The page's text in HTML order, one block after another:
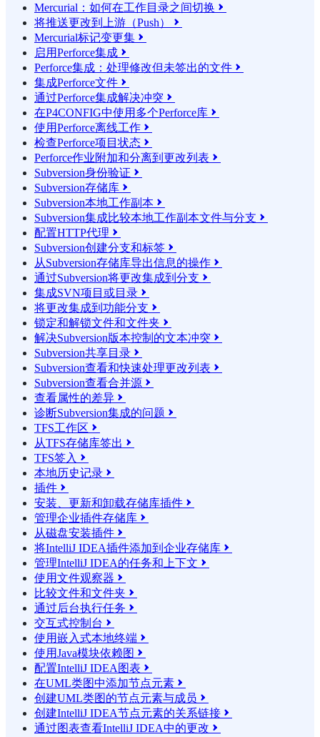
Mercurial：如何在工作目录之间切换 
将推送更改到上游（Push） 
Mercurial标记变更集 
启用Perforce集成 
Perforce集成：处理修改但未签出的文件 
集成Perforce文件 
通过Perforce集成解决冲突 
在P4CONFIG中使用多个Perforce库 
使用Perforce离线工作 
检查Perforce项目状态 
Perforce作业附加和分离到更改列表 
Subversion身份验证 
Subversion存储库 
Subversion本地工作副本 
Subversion集成比较本地工作副本文件与分支 
配置HTTP代理 
Subversion创建分支和标签 
从Subversion存储库导出信息的操作 
通过Subversion将更改集成到分支 
集成SVN项目或目录 
将更改集成到功能分支 
锁定和解锁文件和文件夹 
解决Subversion版本控制的文本冲突 
Subversion共享目录 
Subversion查看和快速处理更改列表 
Subversion查看合并源 
查看属性的差异 
诊断Subversion集成的问题 
TFS工作区 
从TFS存储库签出 
TFS签入 
本地历史记录 
插件 
安装、更新和卸载存储库插件 
管理企业插件存储库 
从磁盘安装插件 
将IntelliJ IDEA插件添加到企业存储库 
管理IntelliJ IDEA的任务和上下文 
使用文件观察器 
比较文件和文件夹 
通过后台执行任务 
交互式控制台 
使用嵌入式本地终端 
使用Java模块依赖图 
配置IntelliJ IDEA图表 
在UML类图中添加节点元素 
创建UML类图的节点元素与成员 
创建IntelliJ IDEA节点元素的关系链接 
通过图表查看IntelliJ IDEA中的更改 